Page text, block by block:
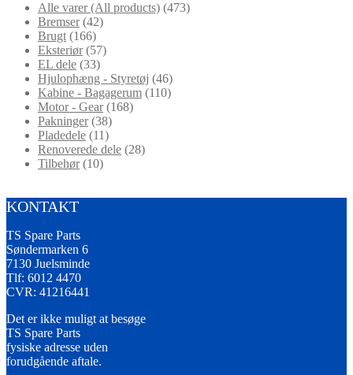
Alle varer (All products) (473)
Bremser (42)
Brugt (166)
Eksteriør (57)
EL dele (33)
Hjulophæng - Styretøj (46)
Kabine - Bagagerum (110)
Motor - Gear (168)
Pakninger (38)
Pladedele (11)
Renoverede dele (28)
Tilbehør (10)
KONTAKT
TS Spare Parts
Søndermarken 6
7130 Juelsminde
Tlf: 6012 4470
CVR: 41216441
Det er ikke muligt at besøge
TS Spare Parts
fysiske adresse uden
forudgående aftale.